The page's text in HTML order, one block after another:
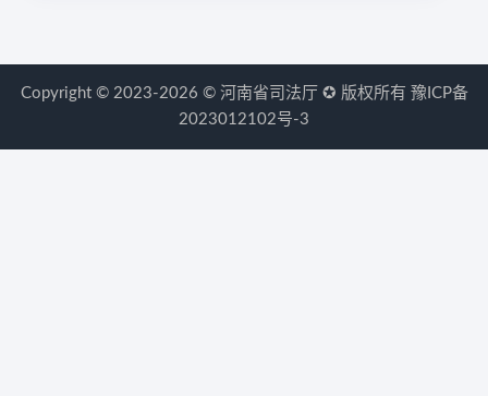
Copyright © 2023-2026 © 河南省司法厅 ✪ 版权所有 豫ICP备
2023012102号-3